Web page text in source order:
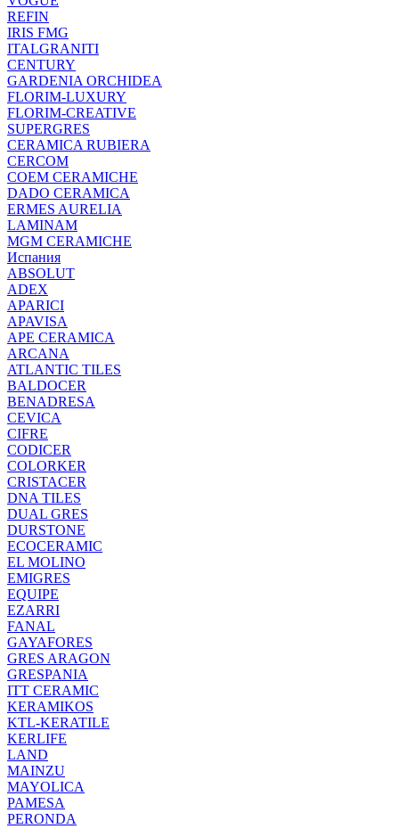
REFIN
IRIS FMG
ITALGRANITI
CENTURY
GARDENIA ORCHIDEA
FLORIM-LUXURY
FLORIM-CREATIVE
SUPERGRES
CERAMICA RUBIERA
CERCOM
COEM CERAMICHE
DADO CERAMICA
ERMES AURELIA
LAMINAM
MGM CERAMICHE
Испания
ABSOLUT
ADEX
APARICI
APAVISA
APE CERAMICA
ARCANA
ATLANTIC TILES
BALDOCER
BENADRESA
CEVICA
CIFRE
CODICER
COLORKER
CRISTACER
DNA TILES
DUAL GRES
DURSTONE
ECOCERAMIC
EL MOLINO
EMIGRES
EQUIPE
EZARRI
FANAL
GAYAFORES
GRES ARAGON
GRESPANIA
ITT CERAMIC
KERAMIKOS
KTL-KERATILE
KERLIFE
LAND
MAINZU
MAYOLICA
PAMESA
PERONDA